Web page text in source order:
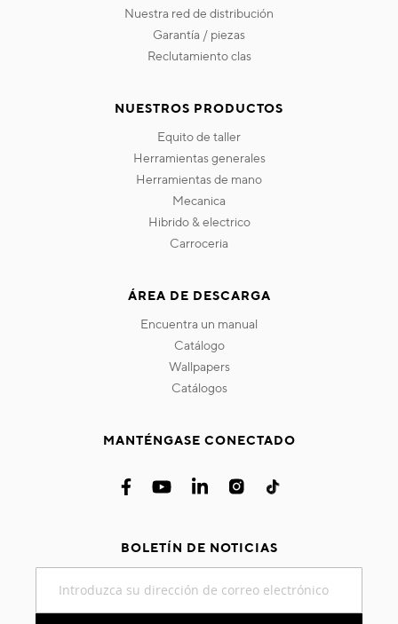
nuestra red de distribución
garantía / piezas
reclutamiento clas
NUESTROS PRODUCTOS
equito de taller
herramientas generales
herramientas de mano
mecanica
hibrido & electrico
carroceria
ÁREA DE DESCARGA
encuentra un manual
catálogo
wallpapers
catálogos
MANTÉNGASE CONECTADO
BOLETÍN DE NOTICIAS
nuestro